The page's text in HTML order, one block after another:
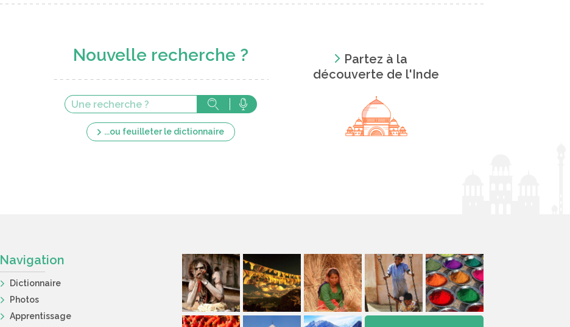
Nouvelle recherche ?
...ou feuilleter le dictionnaire
Partez à la
découverte de l'Inde
Navigation
Dictionnaire
Photos
Apprentissage